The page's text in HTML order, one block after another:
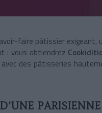
faire pâtissier
: vous obtiendrez
des pâtisseries